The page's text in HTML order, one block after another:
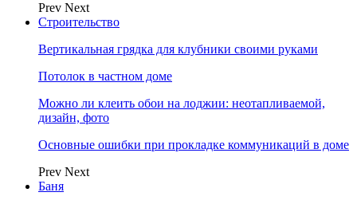
Prev Next
Строительство
Вертикальная грядка для клубники своими руками
Потолок в частном доме
Можно ли клеить обои на лоджии: неотапливаемой,
дизайн, фото
Основные ошибки при прокладке коммуникаций в доме
Prev Next
Баня